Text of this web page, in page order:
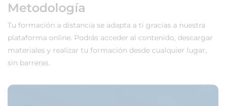
Metodología
Tu formación a distancia se adapta a ti gracias a nuestra
plataforma online. Podrás acceder al contenido, descargar
materiales y realizar tu formación desde cualquier lugar,
sin barreras.